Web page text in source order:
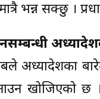
भन्न सक्छु ।
अध्यादेशका
खोजिएको छ ।